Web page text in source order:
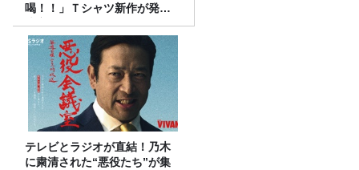
喝！！」Ｔシャツ新作が発売
決定！
テレビとラジオが直結！乃木
に粛清された“悪役たち”が集